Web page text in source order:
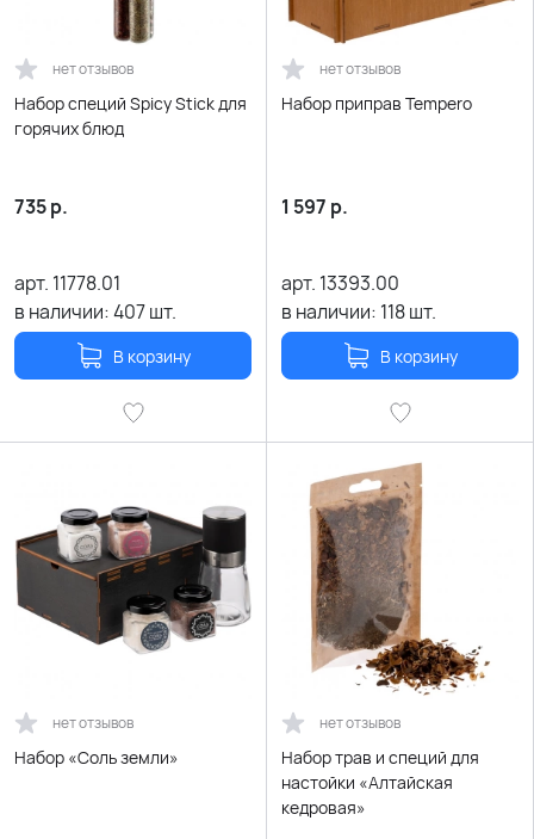
нет отзывов
Набор специй Spicy Stick для
горячих блюд
735р.
арт. 11778.01
в наличии:407шт.
В корзину
нет отзывов
Набор приправ Tempero
1 597 р.
арт. 13393.00
в наличии: 118шт.
В корзину
нет отзывов
Набор «Соль земли»
нет отзывов
Набор трав и специй для
настойки «Алтайская
кедровая»